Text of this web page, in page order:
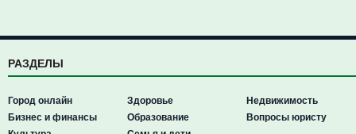
РАЗДЕЛЫ
Город онлайн
Бизнес и финансы
Здоровье
Образование
Недвижимость
Вопросы юристу